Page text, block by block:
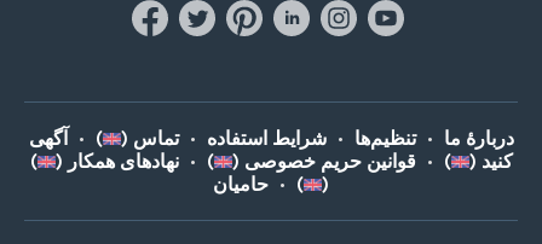
دربارۀ ما • تنظیم‌ها • شرایط استفاده • تماس ( )
•
آگهی
کنید (
)
• قوانین حریم خصوصی ( )
• نهادهای همکار (
)
• حامیان ( )